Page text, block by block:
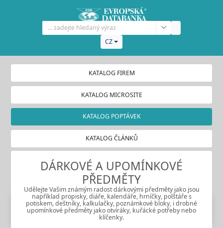
CZ
KATALOG FIREM
KATALOG MICROSITE
KATALOG POPTÁVEK
KATALOG ČLÁNKŮ
DÁRKOVÉ A UPOMÍNKOVÉ
PŘEDMĚTY
Udělejte Vašim známým radost dárkovými předměty jako jsou
například propisky, diáře, kalendáře, hrníčky, polštáře s
potiskem, deštníky, kalkulačky, poznámkové bloky, i drobné
upomínkové předměty jako otvíráky, kuřácké potřeby nebo
klíčenky.